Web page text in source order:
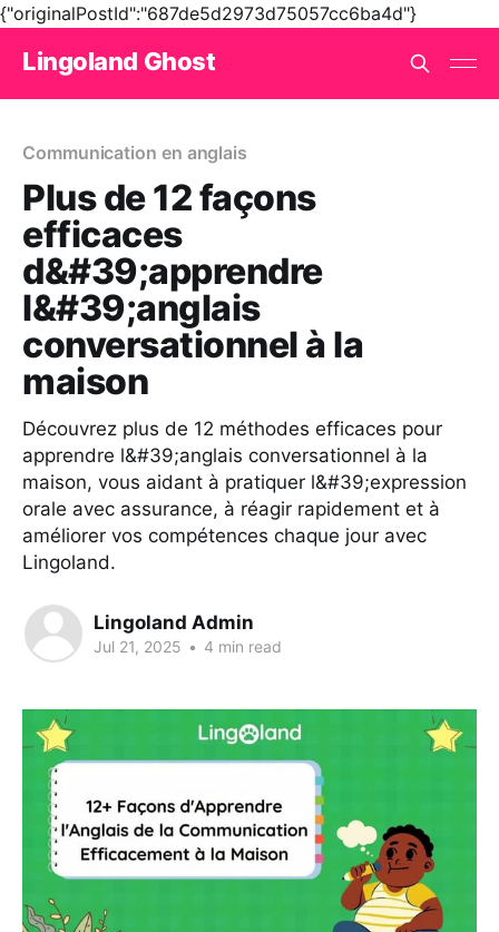
{"originalPostId":"687de5d2973d75057cc6ba4d"}
Lingoland Ghost
Communication en anglais
Plus de 12 façons
efficaces
d&#39;apprendre
l&#39;anglais
conversationnel à la
maison
Découvrez plus de 12 méthodes efficaces pour
apprendre l&#39;anglais conversationnel à la
maison, vous aidant à pratiquer l&#39;expression
orale avec assurance, à réagir rapidement et à
améliorer vos compétences chaque jour avec
Lingoland.
Lingoland Admin
Jul 21, 2025 • 4 min read